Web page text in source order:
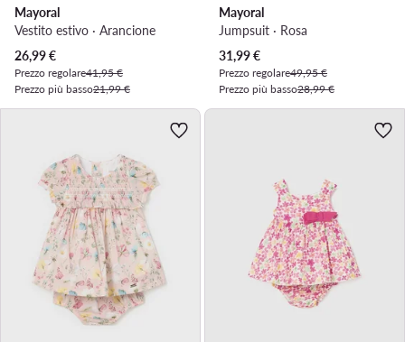
Mayoral
Vestito estivo · Arancione
Prezzo attuale
26,99€
Prezzo regolare41,95 €
Prezzo più basso21,99 €
Mayoral
Jumpsuit · Rosa
Prezzo attuale
31,99€
Prezzo regolare49,95 €
Prezzo più basso28,99 €